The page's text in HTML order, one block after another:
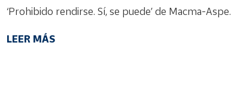
‘Prohibido rendirse. Sí, se puede’ de Macma-Aspe.
LEER MÁS